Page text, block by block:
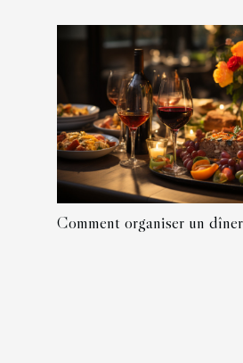
Comment organiser un